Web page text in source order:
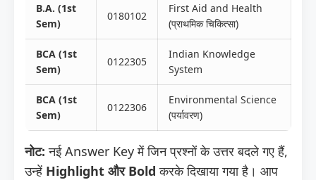
B.A. (1st
Sem)
0180102
First Aid and Health
(प्राथमिक चिकित्सा)
BCA (1st
Sem)
0122305
Indian Knowledge
System
BCA (1st
Sem)
0122306
Environmental Science
(पर्यावरण)
नोट: नई Answer Key में जिन प्रश्नों के उत्तर बदले गए हैं,
उन्हें Highlight और Bold करके दिखाया गया है। आप